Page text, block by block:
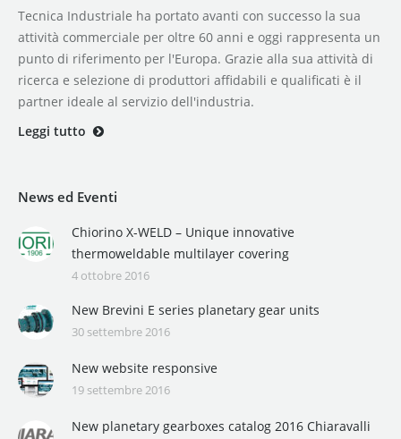
Tecnica Industriale ha portato avanti con successo la sua
attività commerciale per oltre 60 anni e oggi rappresenta un
punto di riferimento per l'Europa. Grazie alla sua attività di
ricerca e selezione di produttori affidabili e qualificati è il
partner ideale al servizio dell'industria.
Leggi tutto
News ed Eventi
Chiorino X-WELD – Unique innovative
thermoweldable multilayer covering
4 ottobre 2016
New Brevini E series planetary gear units
30 settembre 2016
New website responsive
19 settembre 2016
New planetary gearboxes catalog 2016 Chiaravalli